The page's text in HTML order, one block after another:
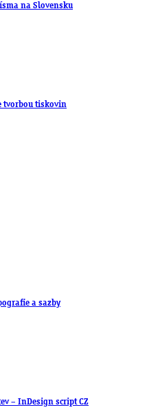
na Slovensku
tvorbou tiskovin
a sazby
– InDesign script CZ